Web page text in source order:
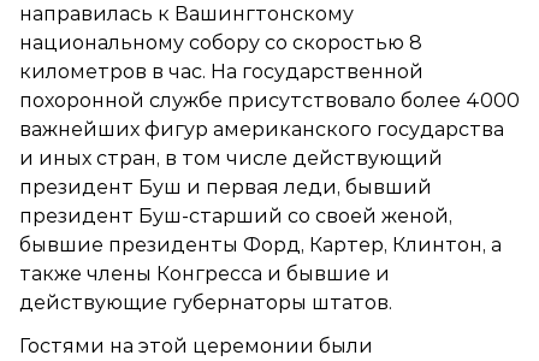
направилась к Вашингтонскому
национальному собору со скоростью 8
километров в час. На государственной
похоронной службе присутствовало более 4000
важнейших фигур американского государства
и иных стран, в том числе действующий
президент Буш и первая леди, бывший
президент Буш-старший со своей женой,
бывшие президенты Форд, Картер, Клинтон, а
также члены Конгресса и бывшие и
действующие губернаторы штатов.
Гостями на этой церемонии были